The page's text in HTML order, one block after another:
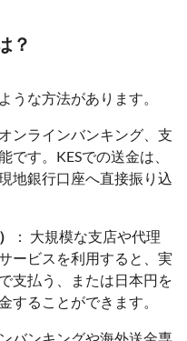
？
うな方法があります。
ンラインバンキング、支
です。KESでの送金は、
地銀行口座へ直接振り込
： 大規模な支店や代理
ービスを利用すると、実
支払う、または日本円を
することができます。